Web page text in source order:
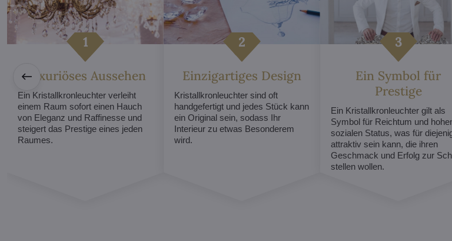
Luxuriöses Aussehen
Ein Kristallkronleuchter verleiht
einem Raum sofort einen Hauch
von Eleganz und Raffinesse und
steigert das Prestige eines jeden
Raumes.
Einzigartiges Design
Kristallkronleuchter sind oft
handgefertigt und jedes Stück kann
ein Original sein, sodass Ihr
Interieur zu etwas Besonderem
wird.
Ein Symbol für
Prestige
Ein Kristallkronleuchter gilt als
Symbol für Reichtum und
sozialen Status, was für
attraktiv sein kann, die ihren
Geschmack und Erfolg zur
stellen wollen.